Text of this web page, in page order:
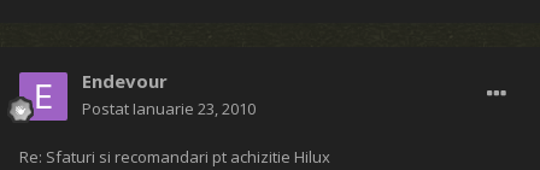
Endevour
Postat Ianuarie 23, 2010
Re: Sfaturi si recomandari pt achizitie Hilux